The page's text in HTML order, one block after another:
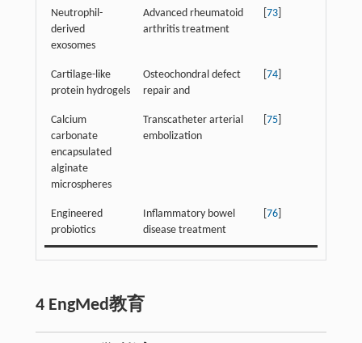
Neutrophil-
derived
exosomes
Advanced rheumatoid
arthritis treatment
73]
Cartilage-like
protein hydrogels
Osteochondral defect
repair and
74]
Calcium
carbonate
encapsulated
alginate
microspheres
Transcatheter arterial
embolization
75]
Engineered
probiotics
Inflammatory bowel
disease treatment
76]
4 EngMed教育